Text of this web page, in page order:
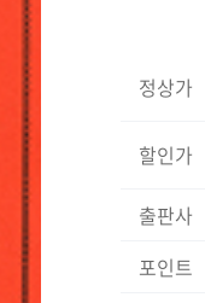
정상가
할인가
출판사
포인트